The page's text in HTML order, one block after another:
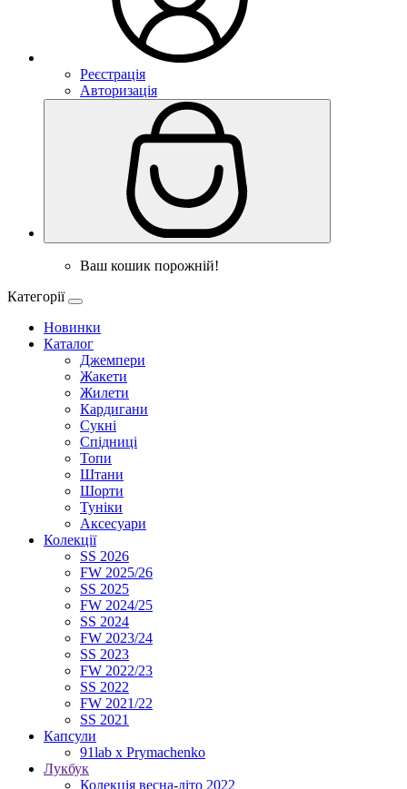
Реєстрація
Авторизація
Ваш кошик порожній!
Категорії
Новинки
Каталог
Джемпери
Жакети
Жилети
Кардигани
Сукні
Спідниці
Топи
Штани
Шорти
Туніки
Аксесуари
Колекції
SS 2026
FW 2025/26
SS 2025
FW 2024/25
SS 2024
FW 2023/24
SS 2023
FW 2022/23
SS 2022
FW 2021/22
SS 2021
Капсули
91lab x Prymachenko
Лукбук
Колекція весна-літо 2022